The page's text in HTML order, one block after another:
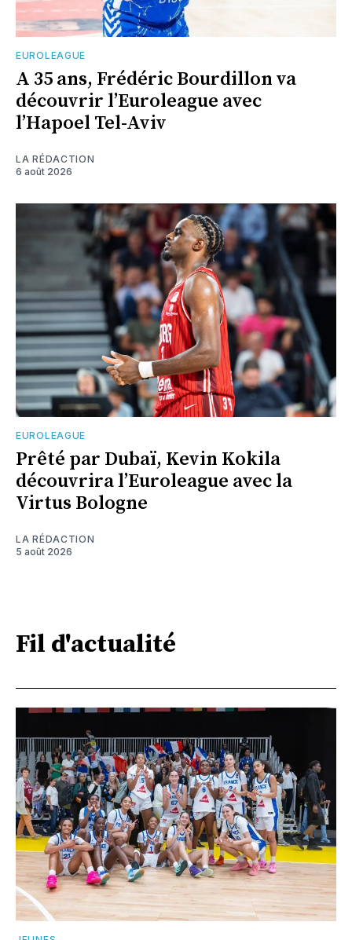
EUROLEAGUE
A 35 ans, Frédéric Bourdillon va
découvrir l’Euroleague avec
l’Hapoel Tel-Aviv
LA RÉDACTION
6 août 2026
EUROLEAGUE
Prêté par Dubaï, Kevin Kokila
découvrira l’Euroleague avec la
Virtus Bologne
LA RÉDACTION
5 août 2026
Fil d'actualité